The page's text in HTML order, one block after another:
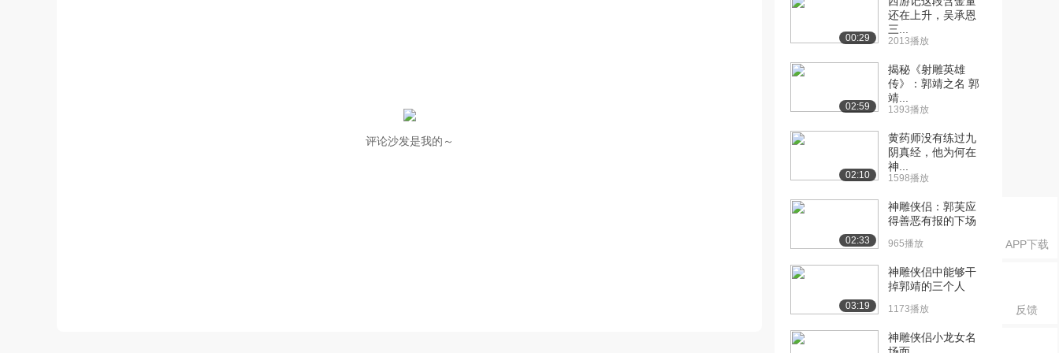
APP下载
反馈
评论沙发是我的～
00:29
还在上升，吴承恩
三...
2013播放
02:59
揭秘《射雕英雄
传》：郭靖之名 郭
靖...
1393播放
02:10
黄药师没有练过九
阴真经，他为何在
神...
1598播放
02:33
神雕侠侣：郭芙应
得善恶有报的下场
965播放
03:19
神雕侠侣中能够干
掉郭靖的三个人
1173播放
神雕侠侣小龙女名